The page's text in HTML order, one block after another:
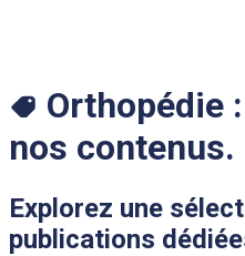
Orthopédie :
nos contenus.
Explorez une
publications